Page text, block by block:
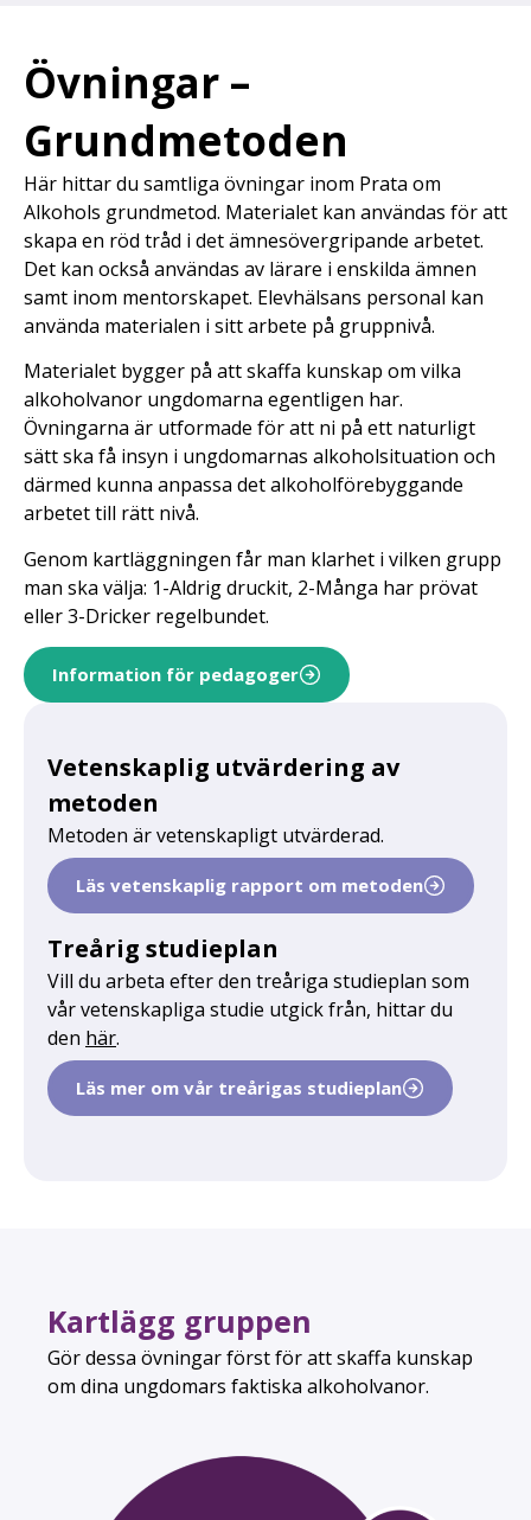
Övningar –
Grundmetoden
Här hittar du samtliga övningar inom Prata om
Alkohols grundmetod. Materialet kan användas för att
skapa en röd tråd i det ämnesövergripande arbetet.
Det kan också användas av lärare i enskilda ämnen
samt inom mentorskapet. Elevhälsans personal kan
använda materialen i sitt arbete på gruppnivå.
Materialet bygger på att skaffa kunskap om vilka
alkoholvanor ungdomarna egentligen har.
Övningarna är utformade för att ni på ett naturligt
sätt ska få insyn i ungdomarnas alkoholsituation och
därmed kunna anpassa det alkoholförebyggande
arbetet till rätt nivå.
Genom kartläggningen får man klarhet i vilken grupp
man ska välja: 1-Aldrig druckit, 2-Många har prövat
eller 3-Dricker regelbundet.
Information för pedagoger
Vetenskaplig utvärdering av
metoden
Metoden är vetenskapligt utvärderad.
Läs vetenskaplig rapport om metoden
Treårig studieplan
Vill du arbeta efter den treåriga studieplan som
vår vetenskapliga studie utgick från, hittar du
den här.
Läs mer om vår treårigas studieplan
Kartlägg gruppen
Gör dessa övningar först för att skaffa kunskap
om dina ungdomars faktiska alkoholvanor.